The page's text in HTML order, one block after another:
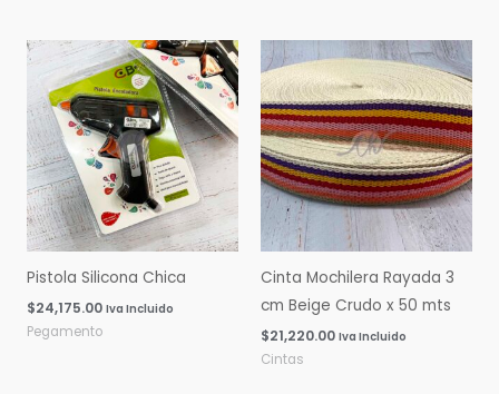
Pistola Silicona Chica
$24,175.00 Iva Incluido
Pegamento
Cinta Mochilera Rayada 3
cm Beige Crudo x 50 mts
$21,220.00 Iva Incluido
Cintas